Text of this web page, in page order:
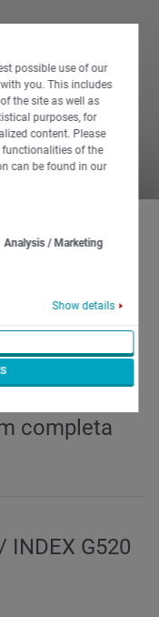
possible use of our
you. This includes
the site as well as
purposes, for
content. Please
of the
can be found in our
Analysis / Marketing
Show details
/ 2300 mm
de
para
porte
completa
INDEX G520